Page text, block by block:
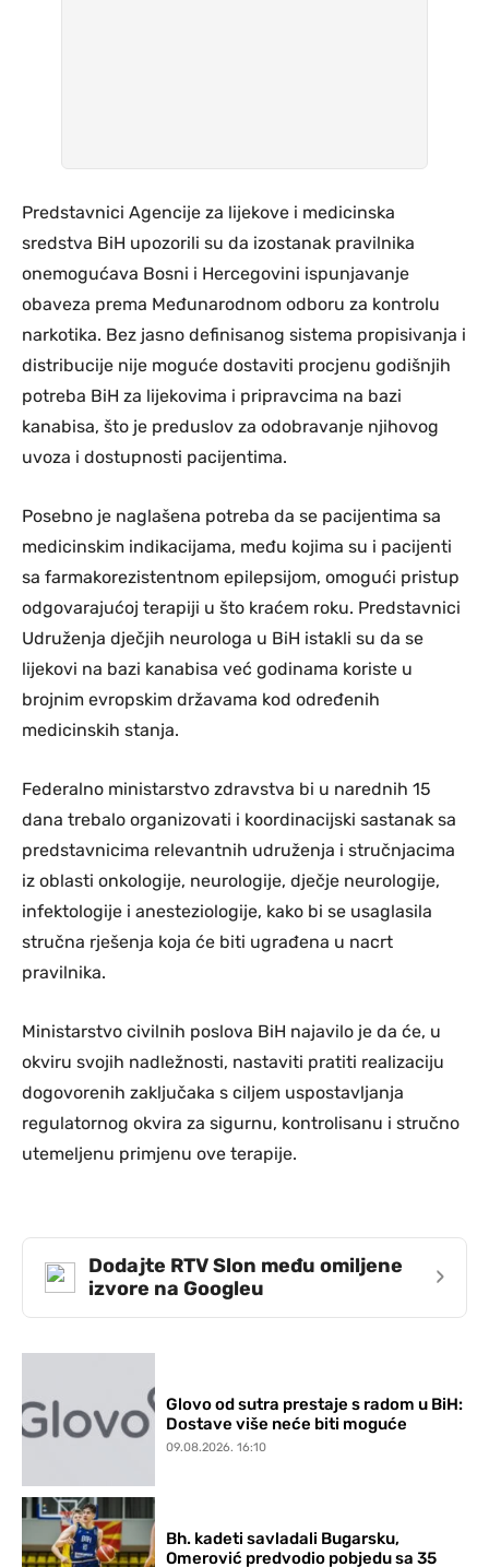
Predstavnici Agencije za lijekove i medicinska
sredstva BiH upozorili su da izostanak pravilnika
onemogućava Bosni i Hercegovini ispunjavanje
obaveza prema Međunarodnom odboru za kontrolu
narkotika. Bez jasno definisanog sistema propisivanja i
distribucije nije moguće dostaviti procjenu godišnjih
potreba BiH za lijekovima i pripravcima na bazi
kanabisa, što je preduslov za odobravanje njihovog
uvoza i dostupnosti pacijentima.
Posebno je naglašena potreba da se pacijentima sa
medicinskim indikacijama, među kojima su i pacijenti
sa farmakorezistentnom epilepsijom, omogući pristup
odgovarajućoj terapiji u što kraćem roku. Predstavnici
Udruženja dječjih neurologa u BiH istakli su da se
lijekovi na bazi kanabisa već godinama koriste u
brojnim evropskim državama kod određenih
medicinskih stanja.
Federalno ministarstvo zdravstva bi u narednih 15
dana trebalo organizovati i koordinacijski sastanak sa
predstavnicima relevantnih udruženja i stručnjacima
iz oblasti onkologije, neurologije, dječje neurologije,
infektologije i anesteziologije, kako bi se usaglasila
stručna rješenja koja će biti ugrađena u nacrt
pravilnika.
Ministarstvo civilnih poslova BiH najavilo je da će, u
okviru svojih nadležnosti, nastaviti pratiti realizaciju
dogovorenih zaključaka s ciljem uspostavljanja
regulatornog okvira za sigurnu, kontrolisanu i stručno
utemeljenu primjenu ove terapije.
Dodajte RTV Slon među omiljene
izvore na Googleu
›
Glovo od sutra prestaje s radom u BiH:
Dostave više neće biti moguće
09.08.2026. 16:10
Bh. kadeti savladali Bugarsku,
Omerović predvodio pobjedu sa 35